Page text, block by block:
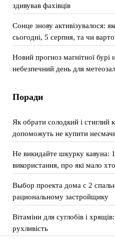
здивував фахівців
Сонце знову активізувалося:
сьогодні, 5 серпня, та чи
Новий прогноз магнітної бурі
небезпечний день для
Поради
Як обрати солодкий і стиглий
допоможуть не купити
Не викидайте шкурку кавуна:
використання, про які мало
Выбор проекта дома с 2
рациональному застройщику
Вітаміни для суглобів і
рухливість